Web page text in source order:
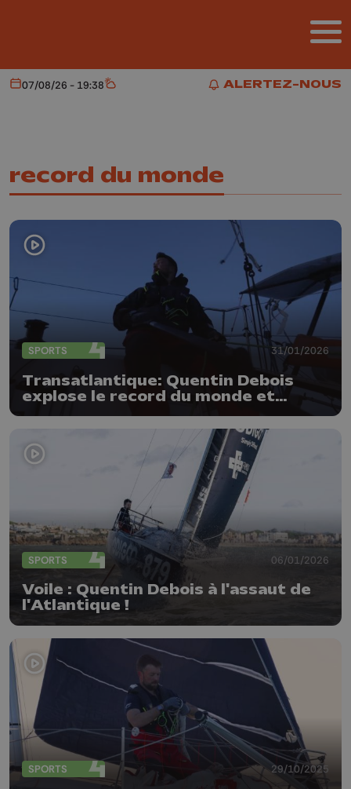
ALERTEZ-NOUS
ALERTEZ-NOUS
Aujourd'hui
07/08/26 - 19:38 Météo
record du monde
SPORTS 31/01/2026
Transatlantique: Quentin Debois
explose le record du monde et
réussit son pari fou
SPORTS 06/01/2026
Voile : Quentin Debois à l'assaut de
l'Atlantique !
SPORTS 29/10/2025